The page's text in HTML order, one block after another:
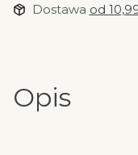
Dostawa od
Opis